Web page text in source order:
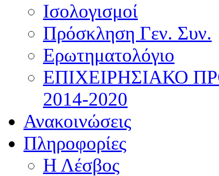
Ισολογισμοί
Πρόσκληση Γεν. Συν.
Ερωτηματολόγιο
ΕΠΙΧΕΙΡΗΣΙΑΚΟ
2014-2020
Ανακοινώσεις
Πληροφορίες
Η Λέσβος